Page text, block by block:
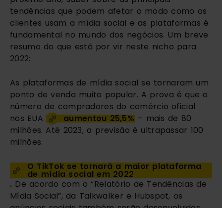
tendências que podem afetar o modo como os
clientes usam a mídia social e as plataformas é
fundamental no mundo dos negócios. Um breve
resumo do que está por vir neste nicho para
2022:
As plataformas de mídia social se tornaram um
ponto de venda muito popular. A prova é que o
número de compradores do comércio oficial
nos EUA
aumentou 25,5% – mais de 80
milhões. Até 2023, a previsão é ultrapassar 100
milhões.
O TikTok se tornará a maior plataforma
de mídia social em 2022
. De acordo com o “Relatório de Tendências de
Mídia Social”, da Talkwalker e Hubspot, os